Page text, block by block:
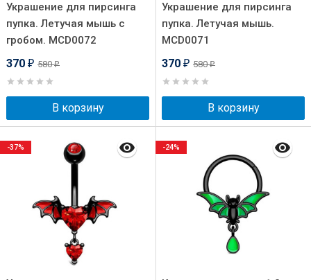
Украшение для пирсинга
пупка. Летучая мышь с
гробом. MCD0072
370 ₽ 580₽
В корзину
Украшение для пирсинга
пупка. Летучая мышь.
MCD0071
370 ₽ 580₽
В корзину
-37% -24%